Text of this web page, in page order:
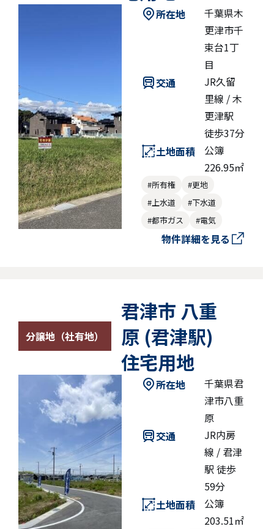
所在地
千葉県木
更津市千
束台1丁
目
交通
JR久留
里線 / 木
更津駅
徒歩37分
土地面積
公簿
226.95㎡
#所有権
#更地
#上水道
#下水道
#都市ガス
#電気
物件詳細を見る
分譲地（社有地）
君津市 八重
原 (君津駅)
住宅用地
所在地
千葉県君
津市八重
原
交通
JR内房
線 / 君津
駅 徒歩
59分
土地面積
公簿
203.51㎡